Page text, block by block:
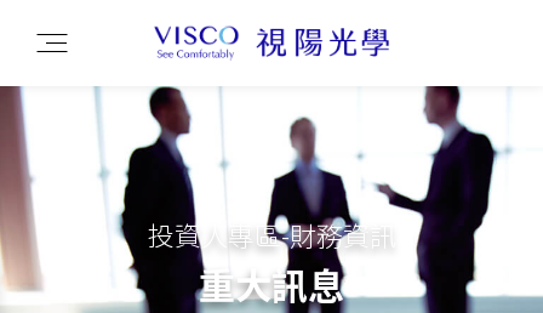
投資人專區-財務資訊
重大訊息